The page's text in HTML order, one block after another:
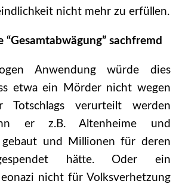
nicht mehr zu erfüllen.
“Gesamtabwägung” sachfremd
Anwendung würde dies
etwa ein Mörder nicht wegen
Totschlags verurteilt werden
er z.B. Altenheime und
gebaut und Millionen für deren
hätte. Oder ein
nicht für Volksverhetzung